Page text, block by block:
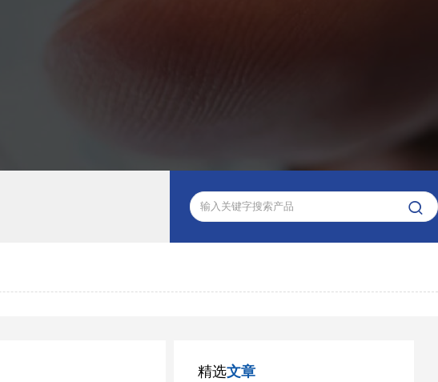

精选文章